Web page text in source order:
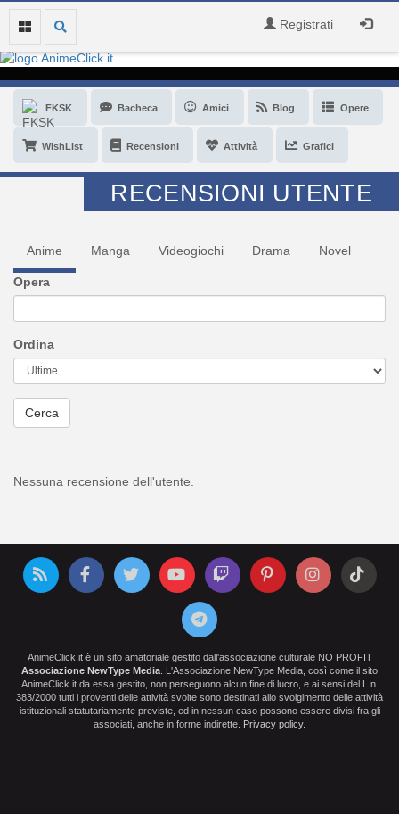
Registrati
FKSK Bacheca Amici Blog Opere
WishList Recensioni Attività Grafici
RECENSIONI UTENTE
Anime Manga Videogiochi Drama Novel
Opera
Ordina
Cerca
Nessuna recensione dell'utente.
AnimeClick.it è un sito amatoriale gestito dall'associazione culturale NO PROFIT
Associazione NewType Media . L'Associazione NewType Media, così come il sito
AnimeClick.it da essa gestito, non perseguono alcun fine di lucro, e ai sensi del L.n.
383/2000 tutti i proventi delle attività svolte sono destinati allo svolgimento delle attività
istituzionali statutariamente previste, ed in nessun caso possono essere divisi fra gli
associati, anche in forme indirette.
Privacy policy.